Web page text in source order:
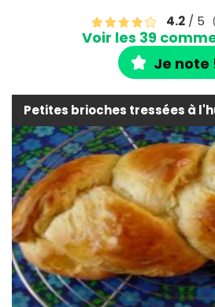
4.2/ 5
Voir les 39
Je note
Petites brioches tressées à